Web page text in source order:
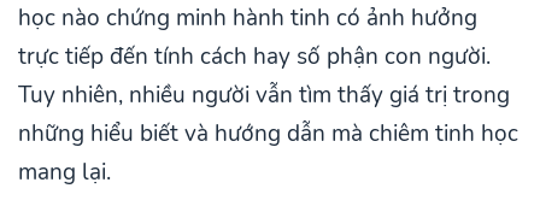
học nào chứng minh hành tinh có ảnh hưởng
trực tiếp đến tính cách hay số phận con người.
Tuy nhiên, nhiều người vẫn tìm thấy giá trị trong
những hiểu biết và hướng dẫn mà chiêm tinh học
mang lại.